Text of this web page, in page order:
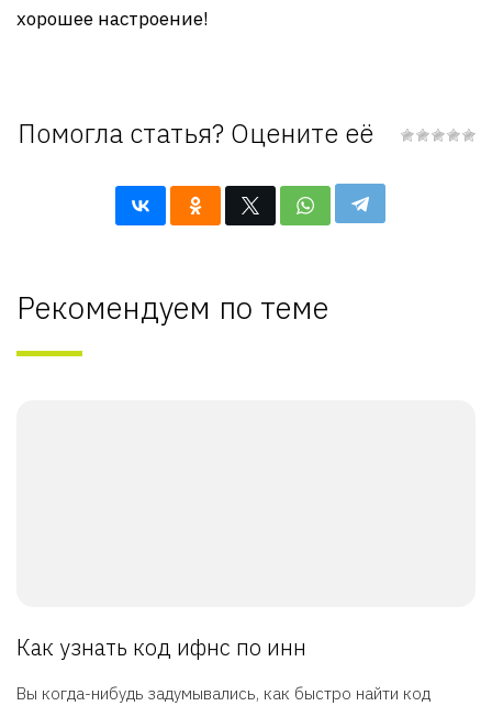
хорошее настроение!
Помогла статья? Оцените её
Рекомендуем по теме
Как узнать код ифнс по инн
Вы когда-нибудь задумывались, как быстро найти код